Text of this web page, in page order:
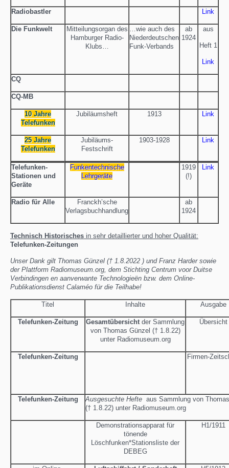
Radiobastler Link
Die Funkwelt
Mitteilungsorgan des
Hamburger Radio-
Klubs…
…wie auch des
Niederdeutschen
Funk-Verbands
ab
1924
aus
Heft 1
Link
CQ
CQ-MB
10 Jahre
Telefunken
Jubiläumsheft 1913 Link
25 Jahre
Telefunken
Jubiläums-
Festschrift
1903-1928 Link
Telefunken-
Stationen und
Geräte
Funkentechnische
Lehrgeräte
1919
(!)
Link
Radio für Alle
Franckh’sche
Verlagsbuchhandlung
ab
1924
Technisch Historisches in sehr detaillierter und hoher Qualität:
Telefunken-Zeitungen
Unser Dank gilt Thomas Günzel († 1.8.2022 ) und Franz Harder sowie
der Plattform Radiomuseum.org, dem Stichting Centrum voor Duitse
Verbindingen en aanverwante Technologieën bzw. dem Online-
Publikationsdienst Calaméo für die Teilhabe!
Titel Inhalte Ausgabe
Telefunken-Zeitung Gesamtübersicht der Sammlung
von Thomas Günzel († 1.8.22)
unter Radiomuseum.org
Übersicht
Telefunken-Zeitung Firmen-
Telefunken-Zeitung Ausgesuchte Hefte aus Sammlung von
(† 1.8.22) unter Radiomuseum.org
Demonstrationsapparat für
tönende
Löschfunken*Stationsliste der
DEBEG
H1/1911